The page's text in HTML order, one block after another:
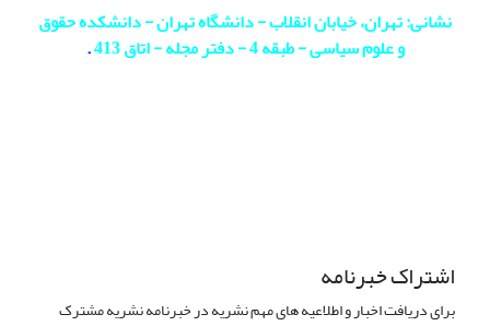
نشانی: تهران، خیابان انقلاب - دانشگاه تهران - دانشکده حقوق
و علوم سیاسی - طبقه 4 - دفتر مجله - اتاق 413
.
اشتراک خبرنامه
برای دریافت اخبار و اطلاعیه های مهم نشریه در خبرنامه نشریه مشترک